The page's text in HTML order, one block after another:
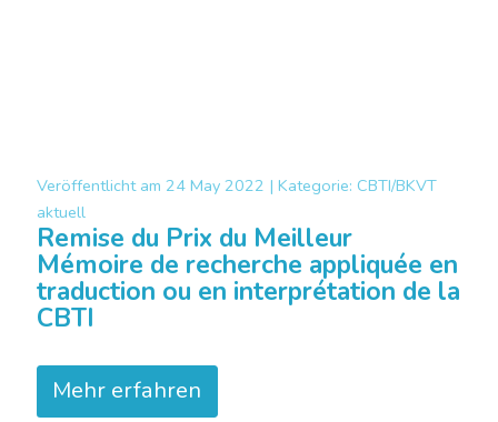
Veröffentlicht am 24 May 2022 | Kategorie: CBTI/BKVT
aktuell
Remise du Prix du Meilleur
Mémoire de recherche appliquée en
traduction ou en interprétation de la
CBTI
Mehr erfahren